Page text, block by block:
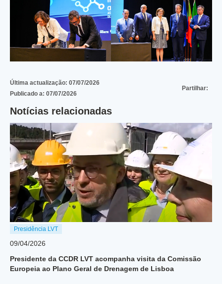
Última actualização: 07/07/2026
Publicado a: 07/07/2026
Partilhar:
Notícias relacionadas
Presidência LVT
09/04/2026
Presidente da CCDR LVT acompanha visita da Comissão
Europeia ao Plano Geral de Drenagem de Lisboa